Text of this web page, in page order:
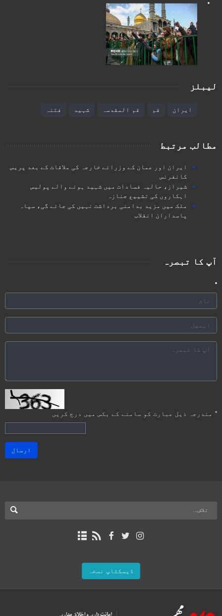
لیبلز
ایران قم قم المقدسہ شہید فتنہ
مطالب مرتبط
ایران اور عمان کے وزرائے خارجہ کی ملاقات کے بعد پریس
کانفرنس
شیراز، حالیہ فسادات میں شہید ہونے والے پولیس
اہکاروں کی تشییع جنازہ
ملک میں مزید بدامنی برداشت نہیں کی جائے گی، سپاہ
پاسداران انقلاب
آپ کا تبصرہ
* مندرجہ ذیل عبارت کو سامنے کے بکس میں درج کریں
ارسال
ڈیسکٹاپ نسخہ